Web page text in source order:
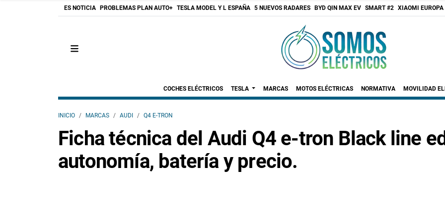
ES NOTICIA PROBLEMAS PLAN AUTO+ TESLA MODEL Y L ESPAÑA 5 NUEVOS RADARES BYD QIN MAX EV SMART #2 XIAOMI EUROPA
COCHES ELÉCTRICOS TESLA MARCAS MOTOS ELÉCTRICAS NORMATIVA MOVILIDAD
INICIO MARCAS AUDI Q4 E-TRON
Ficha técnica del Audi Q4 e-tron Black line
autonomía, batería y precio.